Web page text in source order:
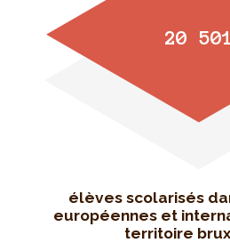
20 501
élèves scolarisés
européennes et
territoire